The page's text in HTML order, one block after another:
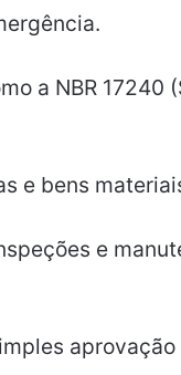
a NBR 17240
e bens
e